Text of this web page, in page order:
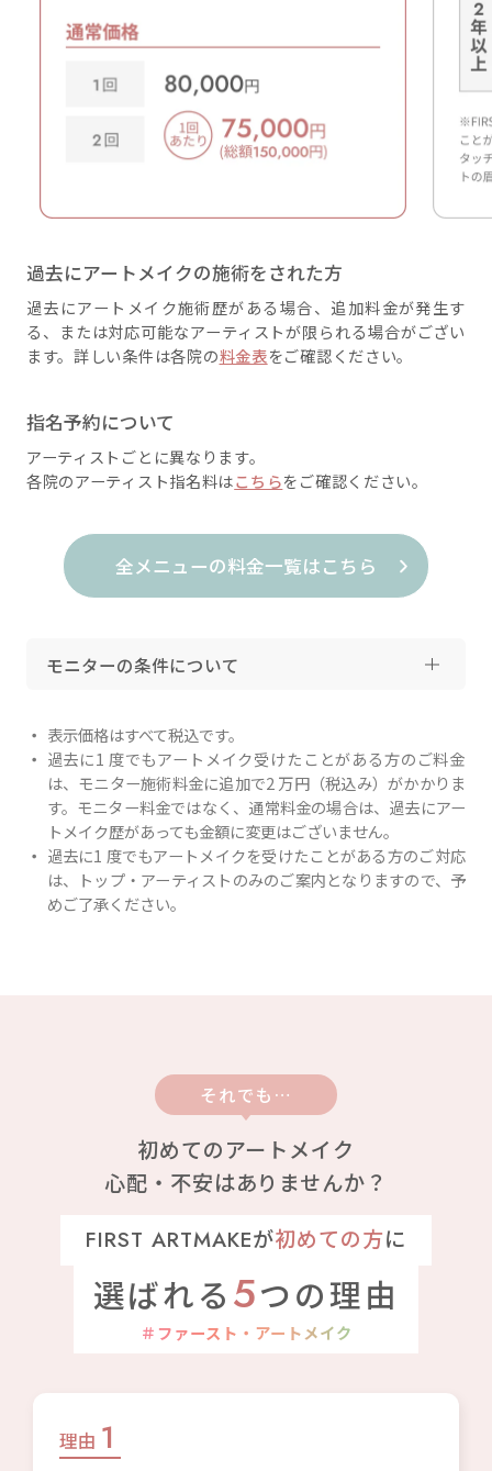
過去にアートメイクの施術をされた方
過去にアートメイク施術歴がある場合、追加料金が発生す
る、または対応可能なアーティストが限られる場合がござい
ます。詳しい条件は各院の料金表をご確認ください。
指名予約について
アーティストごとに異なります。
各院のアーティスト指名料はこちらをご確認ください。
全メニューの料金一覧はこちら
モニターの条件について
表示価格はすべて税込です。
過去に1 度でもアートメイク受けたことがある方のご料金
は、モニター施術料金に追加で2 万円（税込み）がかかりま
す。モニター料金ではなく、通常料金の場合は、過去にアー
トメイク歴があっても金額に変更はございません。
過去に1 度でもアートメイクを受けたことがある方のご対応
は、トップ・アーティストのみのご案内となりますので、予
めご了承ください。
それでも…
初めてのアートメイク
心配・不安はありませんか？
FIRST ARTMAKEが初めての方に
選ばれる5つの理由
＃ファースト・アートメイク
理由 1